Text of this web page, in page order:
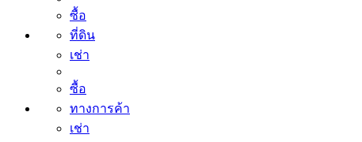
ซื้อ
ที่ดิน
เช่า
ซื้อ
ทางการค้า
เช่า